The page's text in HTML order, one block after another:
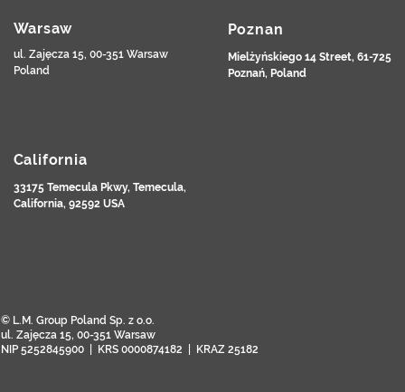
Warsaw
ul. Zajęcza 15, 00-351 Warsaw
Poland
California
33175 Temecula Pkwy, Temecula,
California, 92592 USA
Poznan
Mielżyńskiego 14 Street, 61-725
Poznań, Poland
© L.M. Group Poland Sp. z o.o.
ul. Zajęcza 15, 00-351 Warsaw
NIP 5252845900 | KRS 0000874182 | KRAZ 25182